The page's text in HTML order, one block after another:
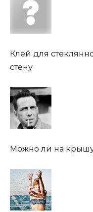
Клей для
стену
Можно ли на крышу